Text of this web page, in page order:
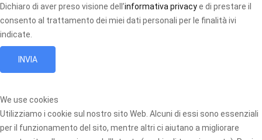
Dichiaro di aver preso visione dell’informativa privacye di prestare il
consento al trattamento dei miei dati personali per le finalità ivi
indicate.
INVIA
We use cookies
Utilizziamo i cookie sul nostro sito Web. Alcuni di essi sono essenziali
per il funzionamento del sito, mentre altri ci aiutano a migliorare